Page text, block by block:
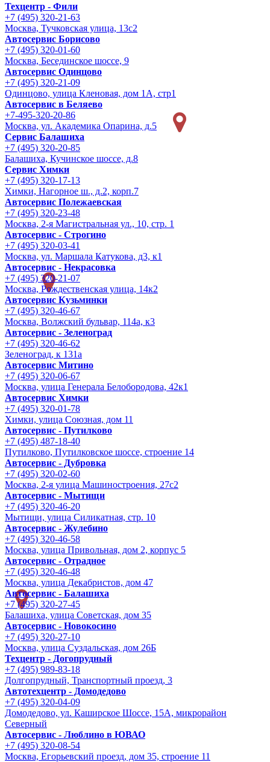
Техцентр - Фили
+7 (495) 320-21-63
Москва, Тучковская улица, 13с2
Автосервис Борисово
+7 (495) 320-01-60
Москва, Бесединское шоссе, 9
Автосервис Одинцово
+7 (495) 320-21-09
Одинцово, улица Кленовая, дом 1А, стр1
Автосервис в Беляево
+7-495-320-20-86
Москва, ул. Академика Опарина, д.5
Сервис Балашиха
+7 (495) 320-20-85
Балашиха, Кучинское шоссе, д.8
Сервис Химки
+7 (495) 320-17-13
Химки, Нагорное ш., д.2, корп.7
Автосервис Полежаевская
+7 (495) 320-23-48
Москва, 2-я Магистральная ул., 10, стр. 1
Автосервис - Строгино
+7 (495) 320-03-41
Москва, ул. Маршала Катукова, д3, к1
Автосервис - Некрасовка
+7 (495) 320-21-07
Москва, Рождественская улица, 14к2
Автосервис Кузьминки
+7 (495) 320-46-67
Москва, Волжский бульвар, 114а, к3
Автосервис - Зеленоград
+7 (495) 320-46-62
Зеленоград, к 131а
Автосервис Митино
+7 (495) 320-06-67
Москва, улица Генерала Белобородова, 42к1
Автосервис Химки
+7 (495) 320-01-78
Химки, улица Союзная, дом 11
Автосервис - Путилково
+7 (495) 487-18-40
Путилково, Путилковское шоссе, строение 14
Автосервис - Дубровка
+7 (495) 320-02-60
Москва, 2-я улица Машиностроения, 27с2
Автосервис - Мытищи
+7 (495) 320-46-20
Мытищи, улица Силикатная, стр. 10
Автосервис - Жулебино
+7 (495) 320-46-58
Москва, улица Привольная, дом 2, корпус 5
Автосервис - Отрадное
+7 (495) 320-46-48
Москва, улица Декабристов, дом 47
Автосервис - Балашиха
+7 (495) 320-27-45
Балашиха, улица Советская, дом 35
Автосервис - Новокосино
+7 (495) 320-27-10
Москва, улица Суздальская, дом 26Б
Техцентр - Догопрудный
+7 (495) 989-83-18
Долгопрудный, Транспортный проезд, 3
Автотехцентр - Домодедово
+7 (495) 320-04-09
Домодедово, ул. Каширское Шоссе, 15А, микрорайон
Северный
Автосервис - Люблино в ЮВАО
+7 (495) 320-08-54
Москва, Егорьевский проезд, дом 35, строение 11